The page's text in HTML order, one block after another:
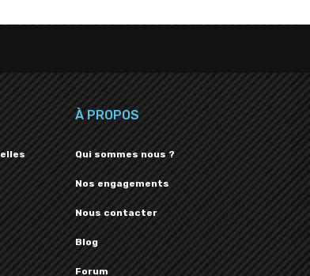
À PROPOS
Qui sommes nous ?
Nos engagements
Nous contacter
Blog
Forum